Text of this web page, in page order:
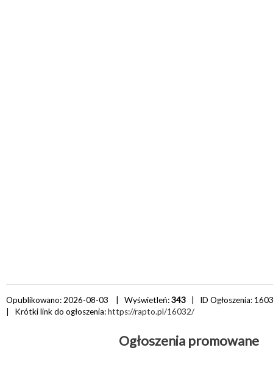
Opublikowano: 2026-08-03 | Wyświetleń:343 | ID Ogłoszenia:
| Krótki link do ogłoszenia:https://rapto.pl/16032/
Ogłoszenia promowane